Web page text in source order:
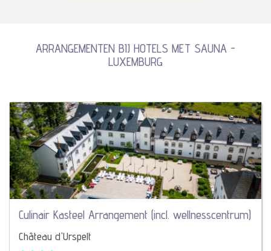
ARRANGEMENTEN BIJ HOTELS MET SAUNA -
LUXEMBURG
Culinair Kasteel Arrangement (incl. wellnesscentrum)
Château d'Urspelt